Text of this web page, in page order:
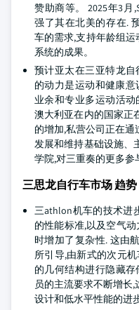
赞助商等。 2025年3月
强了其在北美的存在.
车的需求,支持年龄组
系统的成果。
预计亚太在三亚特龙
的动力是运动和健康
业余和专业多运动活
澳大利亚在内的国家正
的增加,私营公司正在通
发展和维持基础设施、
学院,对三重奏的更多参
三思龙自行车市场 趋势
三athlon机车的技术进
的性能标准,以及空气
时增加了复杂性. 这由
所引导,由新式的次元
的几何结构进行隐藏
员的主流要求不断增长
设计和低水平性能的进